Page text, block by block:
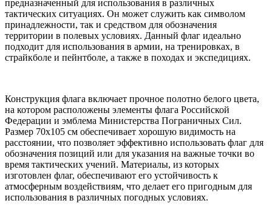
предназначенный для использования в различных
тактических ситуациях. Он может служить как символом
принадлежности, так и средством для обозначения
территории в полевых условиях. Данный флаг идеально
подходит для использования в армии, на тренировках, в
страйкболе и пейнтболе, а также в походах и экспедициях.
Конструкция флага включает прочное полотно белого цвета,
на котором расположены элементы флага Российской
Федерации и эмблема Министерства Пограничных Сил.
Размер 70х105 см обеспечивает хорошую видимость на
расстоянии, что позволяет эффективно использовать флаг для
обозначения позиций или для указания на важные точки во
время тактических учений. Материалы, из которых
изготовлен флаг, обеспечивают его устойчивость к
атмосферным воздействиям, что делает его пригодным для
использования в различных погодных условиях.